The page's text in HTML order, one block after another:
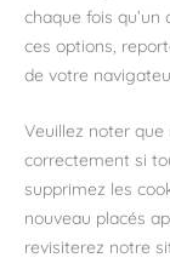
chaque fois qu’un
ces options,
de votre
Veuillez noter
correctement si
supprimez les
nouveau placés
revisiterez notre